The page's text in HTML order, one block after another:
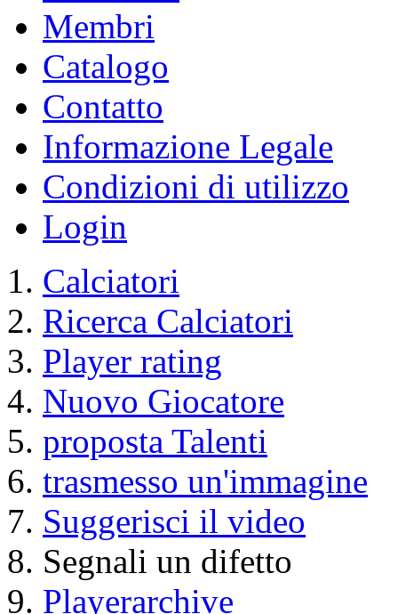
中文
magyar
türkçe
Prima Pagina
Notizie
Calciatori
Membri
Catalogo
Contatto
Informazione Legale
Condizioni di utilizzo
Login
Calciatori
Ricerca Calciatori